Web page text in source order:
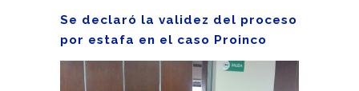
Se declaró la validez del proceso
por estafa en el caso Proinco